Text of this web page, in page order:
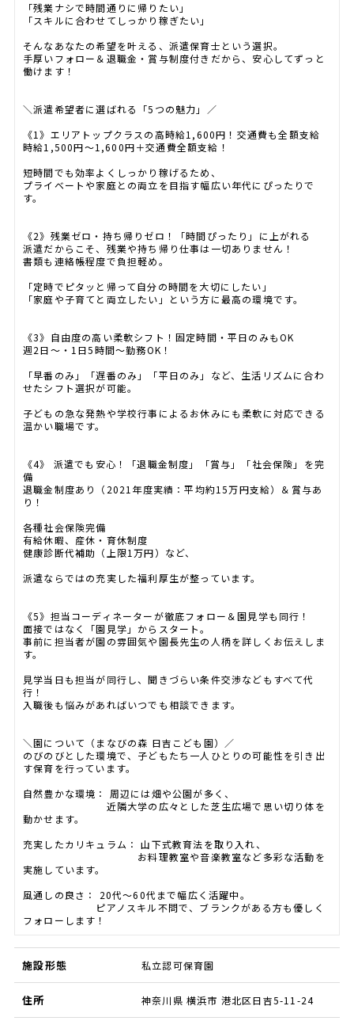
「残業ナシで時間通りに帰りたい」
「スキルに合わせてしっかり稼ぎたい」
そんなあなたの希望を叶える、派遣保育士という選択。
手厚いフォロー＆退職金・賞与制度付きだから、安心してずっと
働けます！
＼派遣希望者に選ばれる「5つの魅力」／
《1》エリアトップクラスの高時給1,600円！交通費も全額支給
時給1,500円〜1,600円＋交通費全額支給！
短時間でも効率よくしっかり稼げるため、
プライベートや家庭との両立を目指す幅広い年代にぴったりで
す。
《2》残業ゼロ・持ち帰りゼロ！「時間ぴったり」に上がれる
派遣だからこそ、残業や持ち帰り仕事は一切ありません！
書類も連絡帳程度で負担軽め。
「定時でピタッと帰って自分の時間を大切にしたい」
「家庭や子育てと両立したい」という方に最高の環境です。
《3》自由度の高い柔軟シフト！固定時間・平日のみもOK
週2日〜・1日5時間〜勤務OK！
「早番のみ」「遅番のみ」「平日のみ」など、生活リズムに合わ
せたシフト選択が可能。
子どもの急な発熱や学校行事によるお休みにも柔軟に対応できる
温かい職場です。
《4》 派遣でも安心！「退職金制度」「賞与」「社会保険」を完
備
退職金制度あり（2021年度実績：平均約15万円支給）＆賞与あ
り！
各種社会保険完備
有給休暇、産休・育休制度
健康診断代補助（上限1万円）など、
派遣ならではの充実した福利厚生が整っています。
《5》担当コーディネーターが徹底フォロー＆園見学も同行！
面接ではなく「園見学」からスタート。
事前に担当者が園の雰囲気や園長先生の人柄を詳しくお伝えしま
す。
見学当日も担当が同行し、聞きづらい条件交渉などもすべて代
行！
入職後も悩みがあればいつでも相談できます。
＼園について（まなびの森 日吉こども園）／
のびのびとした環境で、子どもたち一人ひとりの可能性を引き出
す保育を行っています。
自然豊かな環境： 周辺には畑や公園が多く、
近隣大学の広々とした芝生広場で思い切り体を
動かせます。
充実したカリキュラム： 山下式教育法を取り入れ、
お料理教室や音楽教室など多彩な活動を
実施しています。
風通しの良さ： 20代〜60代まで幅広く活躍中。
ピアノスキル不問で、ブランクがある方も優しく
フォローします！
施設形態 私立認可保育園
住所 神奈川県 横浜市 港北区日吉5-11-24